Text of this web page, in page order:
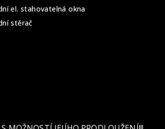
el. stahovatelná okna
stěrač